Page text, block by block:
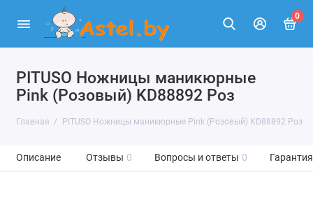
0
PITUSO Ножницы маникюрные
Pink (Розовый) KD88892 Роз
Главная PITUSO Ножницы маникюрные Pink (Розовый) KD88892 Роз
Описание Отзывы 0 Вопросы и ответы 0 Гарантия